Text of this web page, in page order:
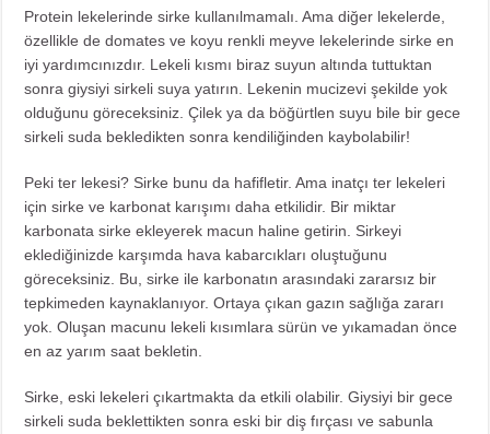
Protein lekelerinde sirke kullanılmamalı. Ama diğer lekelerde,
özellikle de domates ve koyu renkli meyve lekelerinde sirke en
iyi yardımcınızdır. Lekeli kısmı biraz suyun altında tuttuktan
sonra giysiyi sirkeli suya yatırın. Lekenin mucizevi şekilde yok
olduğunu göreceksiniz. Çilek ya da böğürtlen suyu bile bir gece
sirkeli suda bekledikten sonra kendiliğinden kaybolabilir!
Peki ter lekesi? Sirke bunu da hafifletir. Ama inatçı ter lekeleri
için sirke ve karbonat karışımı daha etkilidir. Bir miktar
karbonata sirke ekleyerek macun haline getirin. Sirkeyi
eklediğinizde karşımda hava kabarcıkları oluştuğunu
göreceksiniz. Bu, sirke ile karbonatın arasındaki zararsız bir
tepkimeden kaynaklanıyor. Ortaya çıkan gazın sağlığa zararı
yok. Oluşan macunu lekeli kısımlara sürün ve yıkamadan önce
en az yarım saat bekletin.
Sirke, eski lekeleri çıkartmakta da etkili olabilir. Giysiyi bir gece
sirkeli suda beklettikten sonra eski bir diş fırçası ve sabunla